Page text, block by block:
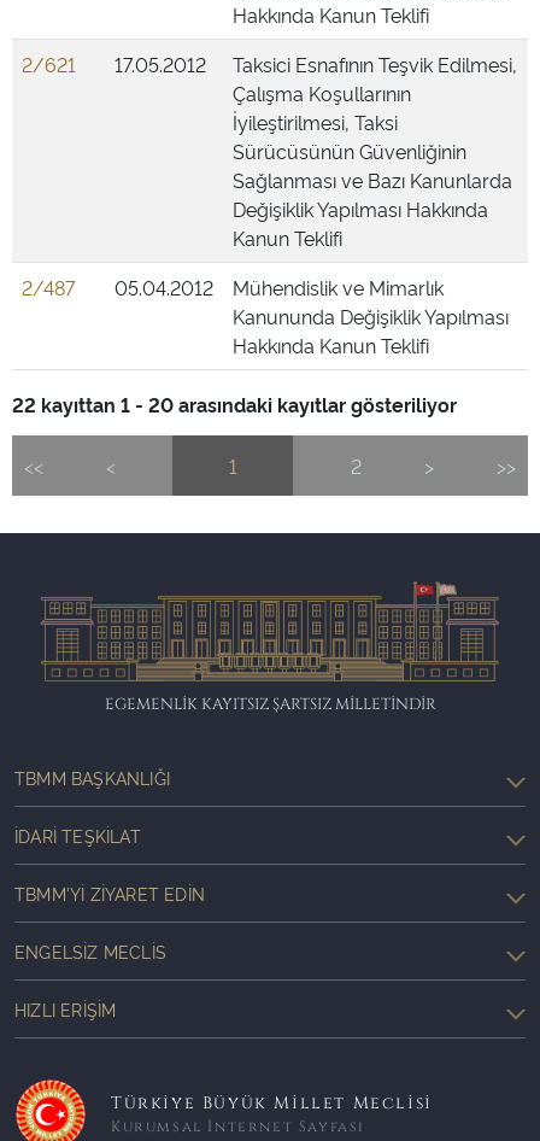
Hakkında Kanun Teklifi
2/621
17.05.2012
Taksici Esnafının Teşvik Edilmesi,
Çalışma Koşullarının
İyileştirilmesi, Taksi
Sürücüsünün Güvenliğinin
Sağlanması ve Bazı Kanunlarda
Değişiklik Yapılması Hakkında
Kanun Teklifi
2/487
05.04.2012
Mühendislik ve Mimarlık
Kanununda Değişiklik Yapılması
Hakkında Kanun Teklifi
22 kayıttan 1 - 20 arasındaki kayıtlar gösteriliyor
<< < 1 2 > >>
EGEMENLİK KAYITSIZ ŞARTSIZ MİLLETİNDİR
TBMM BAŞKANLIĞI
İDARI TEŞKILAT
TBMM'YI ZIYARET EDIN
ENGELSIZ MECLIS
HIZLI ERIŞIM
Türkiye Büyük Millet Meclisi
Kurumsal İnternet Sayfası